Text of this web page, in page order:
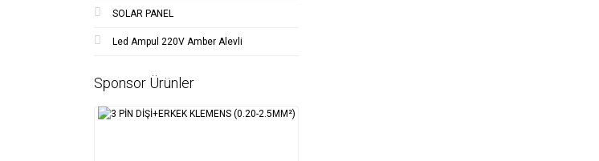
SOLAR PANEL
Led Ampul 220V Amber Alevli
Sponsor Ürünler